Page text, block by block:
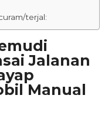
terjal:
Jalanan
Manual